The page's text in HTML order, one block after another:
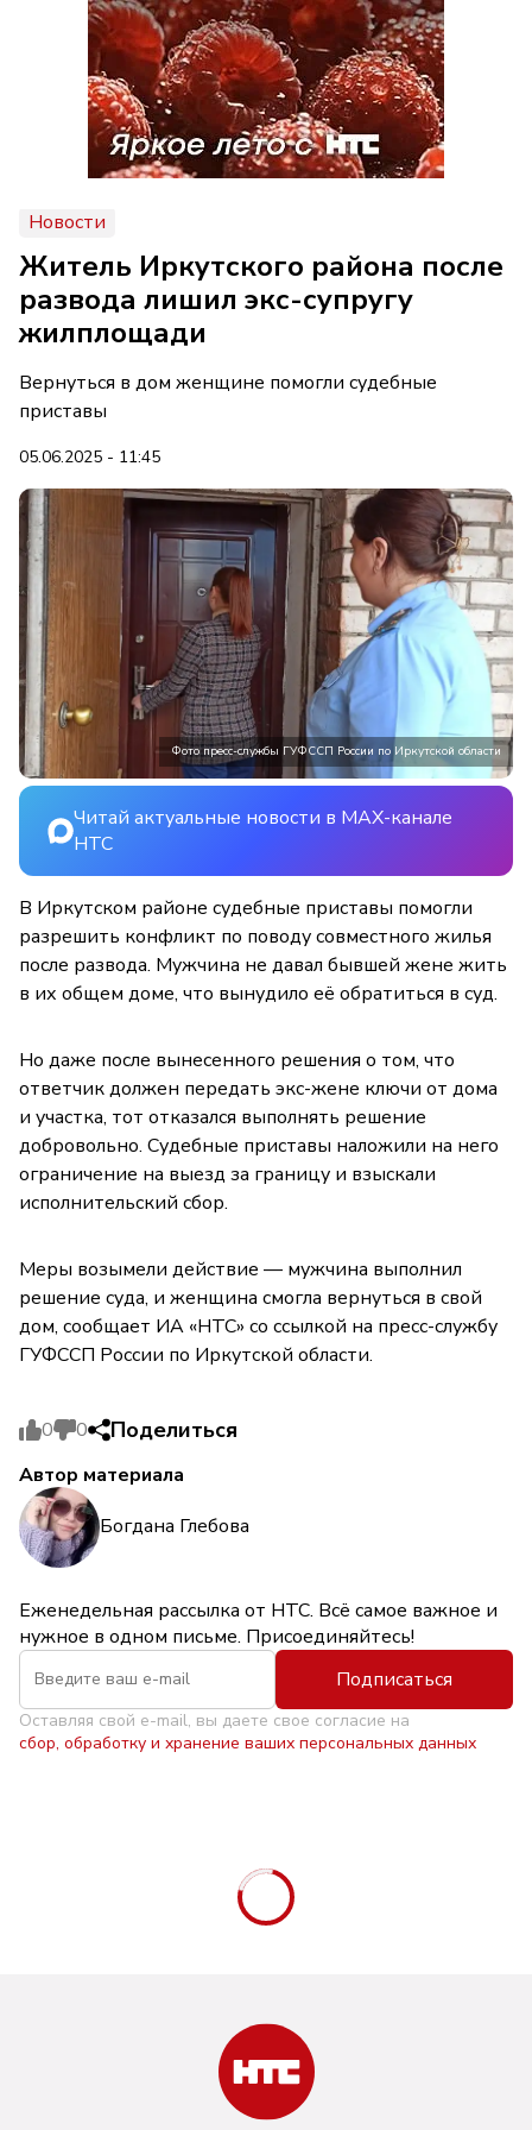
Новости
Житель Иркутского района после
развода лишил экс-супругу
жилплощади
Вернуться в дом женщине помогли судебные
приставы
05.06.2025 - 11:45
Фото пресс-службы ГУФССП России по Иркутской области
Читай актуальные новости в MAX-канале
НТС
В Иркутском районе судебные приставы помогли
разрешить конфликт по поводу совместного жилья
после развода. Мужчина не давал бывшей жене жить
в их общем доме, что вынудило её обратиться в суд.
Но даже после вынесенного решения о том, что
ответчик должен передать экс-жене ключи от дома
и участка, тот отказался выполнять решение
добровольно. Судебные приставы наложили на него
ограничение на выезд за границу и взыскали
исполнительский сбор.
Меры возымели действие — мужчина выполнил
решение суда, и женщина смогла вернуться в свой
дом, сообщает ИА «НТС» со ссылкой на пресс-службу
ГУФССП России по Иркутской области.
0 0 Поделиться
Автор материала
Богдана Глебова
Еженедельная рассылка от НТС. Всё самое важное и
нужное в одном письме. Присоединяйтесь!
Подписаться
Оставляя свой e-mail, вы даете свое согласие на
сбор, обработку и хранение ваших персональных данных